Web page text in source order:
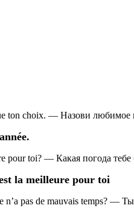
ton choix. — Назови
pour toi? — Какая погода
la meilleure pour toi
n’a pas de mauvais temps?